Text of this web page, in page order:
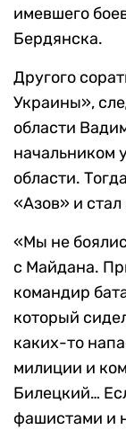
имевшего
Бердянска.
Другого
Украины»,
области
начальником
области.
«Азов» и
«Мы не
с Майдана.
командир
который
каких-то
милиции и
Билецкий…
фашистами и